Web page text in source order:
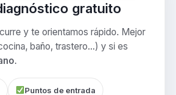
gratuito
y te orientamos rápido. Mejor
baño, trastero…) y si es
.
Puntos de entrada